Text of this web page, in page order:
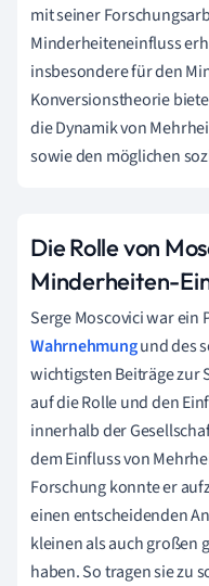
mit seiner
Minderheiteneinfluss
insbesondere für den
Konversionstheorie
die Dynamik von
sowie den möglichen
Die Rolle von
Minderheiten-
Serge Moscovici war ein
Wahrnehmungund des
wichtigsten Beiträge zur
auf die Rolle und den
innerhalb der
dem Einfluss von
Forschung konnte er
einen entscheidenden
kleinen als auch großen
haben. So tragen sie zu